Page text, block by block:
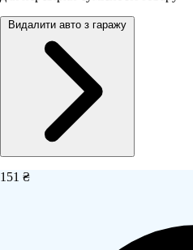
Видалити авто з гаражу
151 ₴